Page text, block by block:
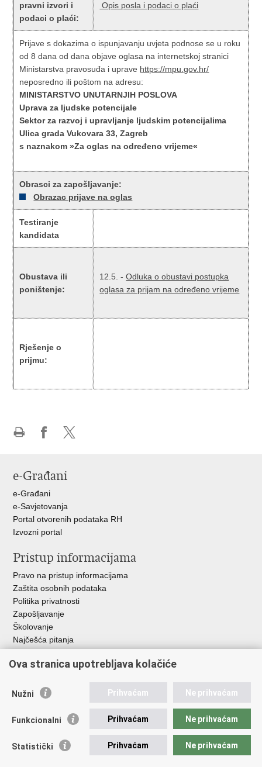
pravni izvori i
podaci o plaći:
Opis posla i podaci o plaći
Prijave s dokazima o ispunjavanju uvjeta podnose se u roku
od 8 dana od dana objave oglasa na internetskoj stranici
Ministarstva pravosuđa i uprave https://mpu.gov.hr/
neposredno ili poštom na adresu:
MINISTARSTVO UNUTARNJIH POSLOVA
Uprava za ljudske potencijale
Sektor za razvoj i upravljanje ljudskim potencijalima
Ulica grada Vukovara 33, Zagreb
s naznakom »Za oglas na određeno vrijeme«
Obrasci za zapošljavanje:
Obrazac prijave na oglas
Testiranje
kandidata
Obustava ili
poništenje:
12.5. -Odluka o obustavi postupka
oglasa za prijam na određeno vrijeme
Rješenje o
prijmu:
Facebooku
X-
e-Građani
e-Građani
e-Savjetovanja
Portal otvorenih podataka RH
Izvozni portal
Pristup informacijama
Pravo na pristup informacijama
Zaštita osobnih podataka
Politika privatnosti
Zapošljavanje
Školovanje
Najčešća pitanja
Važne poveznice
EMN Nacionalna kontaktna točka za Republiku Hrvatsku
Policijska akademija
Zaklada policijske solidarnosti
Ova stranica upotrebljava kolačiće
Nužni Prihvaćam Ne prihvaćam
Funkcionalni Prihvaćam Ne prihvaćam
Statistički Prihvaćam Ne prihvaćam